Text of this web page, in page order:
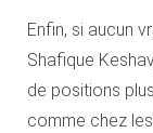
Enfin, si aucun
Shafique
de positions
comme chez